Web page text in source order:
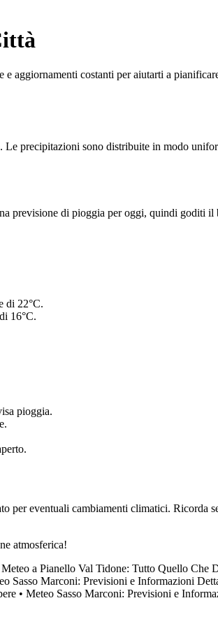
aggiornamenti costanti per aiutarti a
precipitazioni sono distribuite in modo
previsione di pioggia per oggi, quindi goditi
di 22°C.
16°C.
pioggia.
per eventuali cambiamenti climatici. Ricorda
atmosferica!
a Pianello Val Tidone: Tutto Quello Che
Sasso Marconi: Previsioni e Informazioni
• Meteo Sasso Marconi: Previsioni e